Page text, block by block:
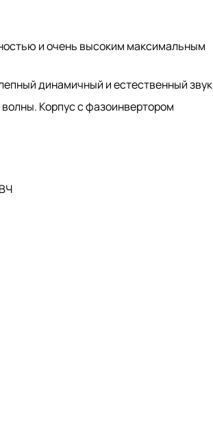
и очень высоким максимальным
динамичный и естественный звук
Корпус с фазоинвертором